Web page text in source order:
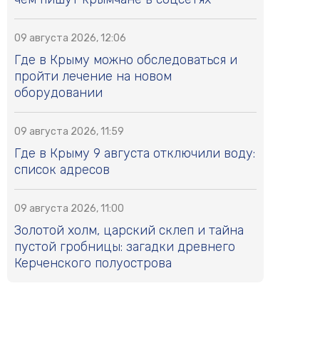
09 августа 2026, 12:06
Где в Крыму можно обследоваться и
пройти лечение на новом
оборудовании
09 августа 2026, 11:59
Где в Крыму 9 августа отключили воду:
список адресов
09 августа 2026, 11:00
Золотой холм, царский склеп и тайна
пустой гробницы: загадки древнего
Керченского полуострова